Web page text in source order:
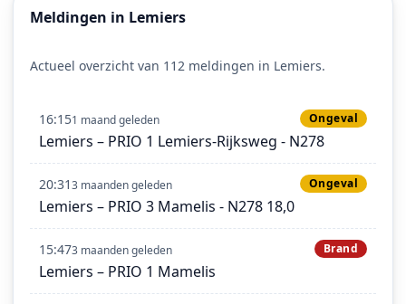
Meldingen in Lemiers
Actueel overzicht van 112 meldingen in Lemiers.
16:151 maand geleden Ongeval
Lemiers – PRIO 1 Lemiers-Rijksweg - N278
20:313 maanden geleden Ongeval
Lemiers – PRIO 3 Mamelis - N278 18,0
15:473 maanden geleden Brand
Lemiers – PRIO 1 Mamelis